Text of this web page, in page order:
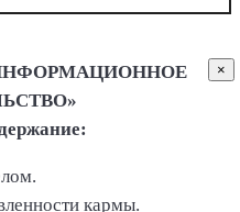
×
кармы.